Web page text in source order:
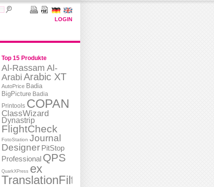
LOGIN
Top 15 Produkte
Al-Rassam Al-
Arabi Arabic XT
AutoPrice Badia
BigPicture Badia
Printools COPAN
ClassWizard
Dynastrip
FlightCheck
FotoStation Journal
Designer PitStop
Professional QPS
QuarkXPress ex
TranslationFilter